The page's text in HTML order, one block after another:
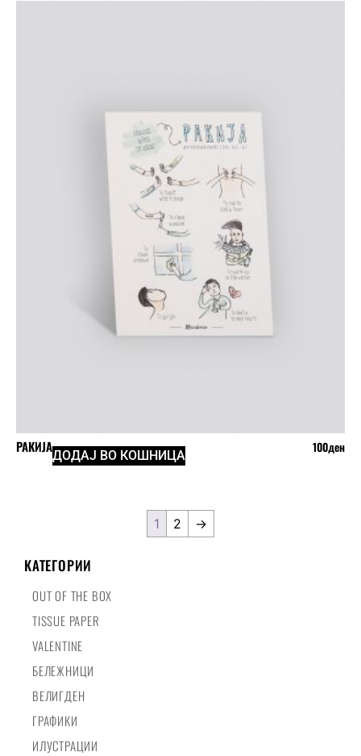
КАТЕГОРИИ
OUT OF THE BOX
TISSUE PAPER
VALENTINE
БЕЛЕЖНИЦИ
ВЕЛИГДЕН
ГРАФИКИ
ИЛУСТРАЦИИ
РАКИЈА 100ден
ДОДАЈ ВО КОШНИЦА
1 2 →